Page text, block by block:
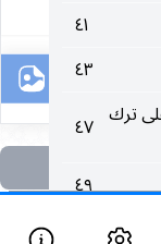
٤١
٤٣
ترك ٤٧
٤٩